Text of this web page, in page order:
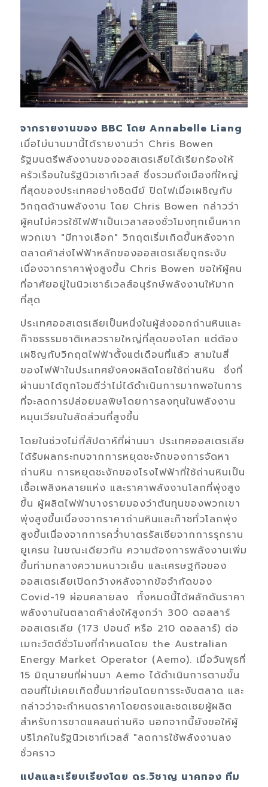
จากรายงานของ BBC โดย Annabelle Liang
เมื่อไม่นานมานี้ได้รายงานว่า Chris Bowen
รัฐมนตรีพลังงานของออสเตรเลียได้เรียกร้องให้
ครัวเรือนในรัฐนิวเซาท์เวลส์ ซึ่งรวมถึงเมืองที่ใหญ่
ที่สุดของประเทศอย่างซิดนีย์ ปิดไฟเมื่อเผชิญกับ
วิกฤตด้านพลังงาน โดย Chris Bowen กล่าวว่า
ผู้คนไม่ควรใช้ไฟฟ้าเป็นเวลาสองชั่วโมงทุกเย็นหาก
พวกเขา "มีทางเลือก" วิกฤตเริ่มเกิดขึ้นหลังจาก
ตลาดค้าส่งไฟฟ้าหลักของออสเตรเลียถูกระงับ
เนื่องจากราคาพุ่งสูงขึ้น Chris Bowen ขอให้ผู้คน
ที่อาศัยอยู่ในนิวเซาธ์เวลส์อนุรักษ์พลังงานให้มาก
ที่สุด
ประเทศออสเตรเลียเป็นหนึ่งในผู้ส่งออกถ่านหินและ
ก๊าซธรรมชาติเหลวรายใหญ่ที่สุดของโลก แต่ต้อง
เผชิญกับวิกฤตไฟฟ้าตั้งแต่เดือนที่แล้ว สามในสี่
ของไฟฟ้าในประเทศยังคงผลิตโดยใช้ถ่านหิน ซึ่งที่
ผ่านมาได้ถูกโจมตีว่าไม่ได้ดำเนินการมากพอในการ
ที่จะลดการปล่อยมลพิษโดยการลงทุนในพลังงาน
หมุนเวียนในสัดส่วนที่สูงขึ้น
โดยในช่วงไม่กี่สัปดาห์ที่ผ่านมา ประเทศออสเตรเลีย
ได้รับผลกระทบจากการหยุดชะงักของการจัดหา
ถ่านหิน การหยุดชะงักของโรงไฟฟ้าที่ใช้ถ่านหินเป็น
เชื้อเพลิงหลายแห่ง และราคาพลังงานโลกที่พุ่งสูง
ขึ้น ผู้ผลิตไฟฟ้าบางรายมองว่าต้นทุนของพวกเขา
พุ่งสูงขึ้นเนื่องจากราคาถ่านหินและก๊าซทั่วโลกพุ่ง
สูงขึ้นเนื่องจากการคว่ำบาตรรัสเซียจากการรุกราน
ยูเครน ในขณะเดียวกัน ความต้องการพลังงานเพิ่ม
ขึ้นท่ามกลางความหนาวเย็น และเศรษฐกิจของ
ออสเตรเลียเปิดกว้างหลังจากข้อจำกัดของ
Covid-19 ผ่อนคลายลง ทั้งหมดนี้ได้ผลักดันราคา
พลังงานในตลาดค้าส่งให้สูงกว่า 300 ดอลลาร์
ออสเตรเลีย (173 ปอนด์ หรือ 210 ดอลลาร์) ต่อ
เมกะวัตต์ชั่วโมงที่กำหนดโดย the Australian
Energy Market Operator (Aemo). เมื่อวันพุธที่
15 มิถุนายนที่ผ่านมา Aemo ได้ดำเนินการตามขั้น
ตอนที่ไม่เคยเกิดขึ้นมาก่อนโดยการระงับตลาด และ
กล่าวว่าจะกำหนดราคาโดยตรงและชดเชยผู้ผลิต
สำหรับการขาดแคลนถ่านหิจ นอกจากนี้ยังขอให้ผู้
บริโภคในรัฐนิวเซาท์เวลส์ "ลดการใช้พลังงานลง
ชั่วคราว
แปลและเรียบเรียงโดย ดร.วิชาญ นาคทอง ทีม